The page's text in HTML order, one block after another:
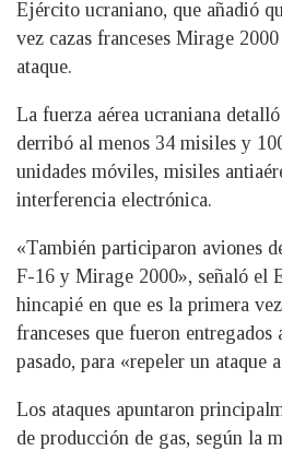
Ejército ucraniano, que añadió
vez cazas franceses Mirage
ataque.
La fuerza aérea ucraniana
derribó al menos 34 misiles y
unidades móviles, misiles
interferencia electrónica.
«También participaron aviones
F-16 y Mirage 2000», señaló el
hincapié en que es la primera
franceses que fueron entregados
pasado, para «repeler un ataque
Los ataques apuntaron
de producción de gas, según la